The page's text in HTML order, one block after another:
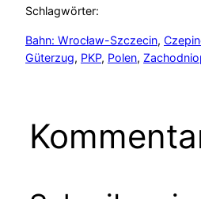
Schlagwörter:
Bahn: Wrocław-Szczecin,
Güterzug, PKP, Polen,